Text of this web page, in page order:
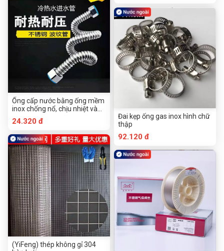
Ống cấp nước bằng ống mềm
inox chống nổ, chịu nhiệt và
chịu áp lực
24.320 đ
(YiFeng) thép không gỉ 304
Đai kẹp ống gas inox hình chữ
thập
92.120 đ